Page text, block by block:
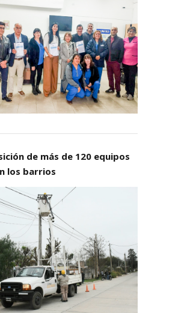
de más de 120 equipos
los barrios